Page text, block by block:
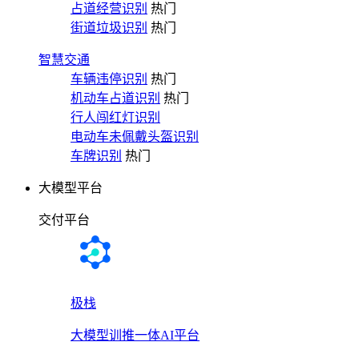
占道经营识别 热门
街道垃圾识别 热门
智慧交通
车辆违停识别 热门
机动车占道识别 热门
行人闯红灯识别
电动车未佩戴头盔识别
车牌识别 热门
大模型平台
交付平台
极栈
大模型训推一体AI平台